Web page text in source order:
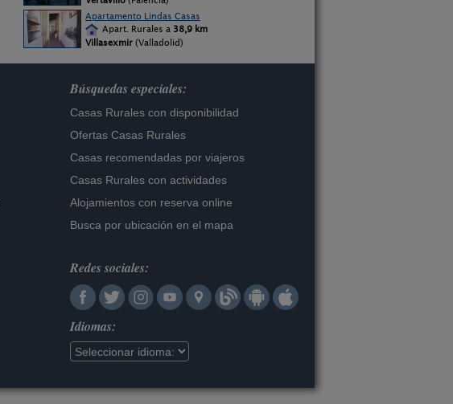
Apartamento Lindas Casas
Apart. Rurales a 38,9 km
Villasexmir (Valladolid)
Búsquedas especiales:
Casas Rurales con disponibilidad
Ofertas Casas Rurales
Casas recomendadas por viajeros
Casas Rurales con actividades
Alojamientos con reserva online
Busca por ubicación en el mapa
Redes sociales:
Idiomas: